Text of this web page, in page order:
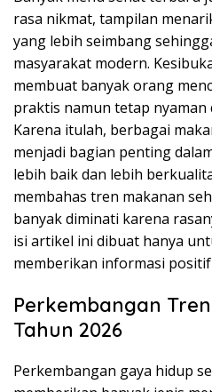
rasa nikmat, tampilan
yang lebih seimbang
masyarakat modern.
membuat banyak orang
praktis namun tetap nyaman
Karena itulah, berbagai
menjadi bagian penting
lebih baik dan lebih
membahas tren makanan
banyak diminati karena
isi artikel ini dibuat hanya
memberikan informasi
Perkembangan
Tahun 2026
Perkembangan gaya hidup